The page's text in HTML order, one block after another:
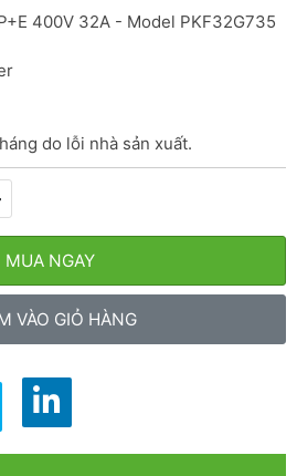
400V 32A - Model PKF32G735
do lỗi nhà sản xuất.
MUA NGAY
VÀO GIỎ HÀNG